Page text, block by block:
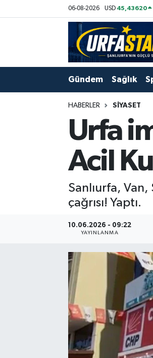
06-08-2026 USD 45,43620
Gündem Sağlık
HABERLER SIYASET
Urfa
Acil
Sanlıurfa, Van,
çağrısı! Yaptı.
10.06.2026 - 09:22
YAYINLANMA
Şanlıurfa Nöbetçi Eczaneler
Şanlıurfa Hava Durumu
Süper Lig Puan Durumu ve
Tüm Manşetler
Son Dakika Haberleri